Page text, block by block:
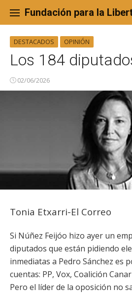
content
Fundación para la
DESTACADOS OPINIÓN
Los 184
02/06/2026
Tonia Etxarri-El Correo
Si Núñez Feijóo hizo ayer un
diputados que están pidiendo
inmediatas a Pedro Sánchez es
cuentas: PP, Vox, Coalición
Pero el líder de la oposición no